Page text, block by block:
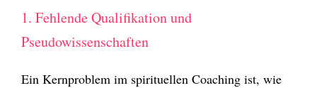
1. Fehlende Qualifikation und
Pseudowissenschaften
Ein Kernproblem im spirituellen Coaching ist, wie